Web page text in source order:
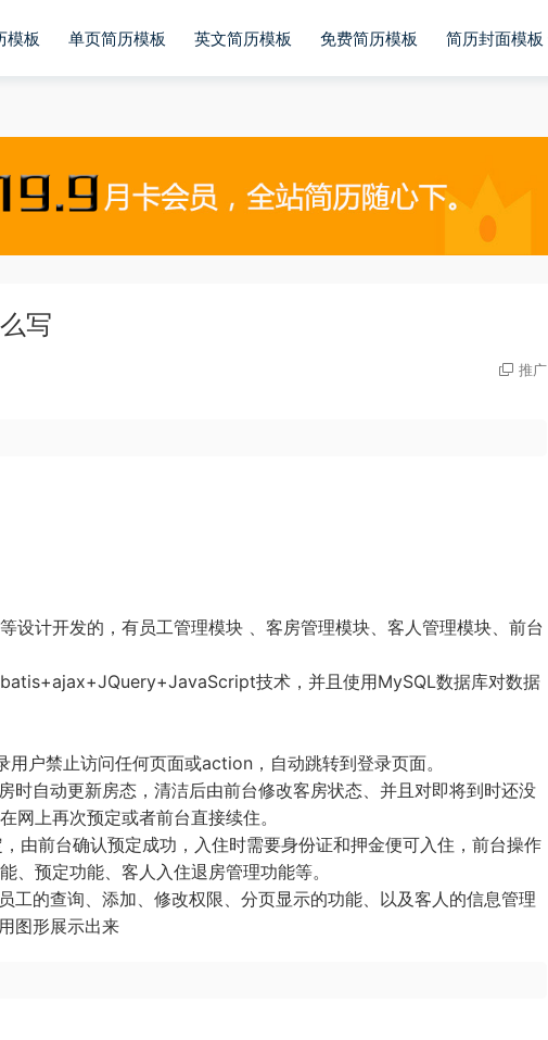
模板 单页简历模板 英文简历模板 免费简历模板 简历封面模板
写
推广
设计开发的，有员工管理模块 、客房管理模块、客人管理模块、前台
技术，并且使用MySQL数据库对数据
户禁止访问任何页面或action，自动跳转到登录页面。
时自动更新房态，清洁后由前台修改客房状态、并且对即将到时还没
网上再次预定或者前台直接续住。
由前台确认预定成功，入住时需要身份证和押金便可入住，前台操作
、预定功能、客人入住退房管理功能等。
工的查询、添加、修改权限、分页显示的功能、以及客人的信息管理
图形展示出来